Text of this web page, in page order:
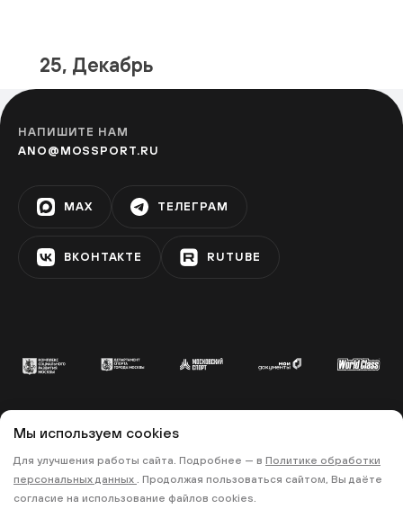
25, Декабрь
НАПИШИТЕ НАМ
ANO@MOSSPORT.RU
MAX ТЕЛЕГРАМ
ВКОНТАКТЕ RUTUBE
© 2022 «МОСКОВСКИЙ СПОРТ»
• ПОЛИТИКА КОНФИДЕНЦИАЛЬНОСТИ •
ПРАВИЛА ЗАПИСИ НА ТРЕНИРОВКИ
Мы используем cookies
Для улучшения работы сайта. Подробнее — в Политике обработки
персональных данных . Продолжая пользоваться сайтом, Вы даёте
согласие на использование файлов cookies.